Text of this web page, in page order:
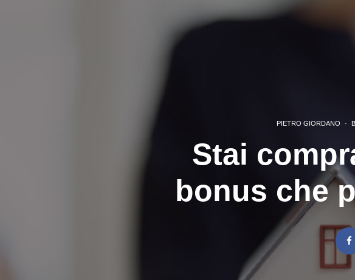
PIETRO GIORDANO ·
Stai
bonus che